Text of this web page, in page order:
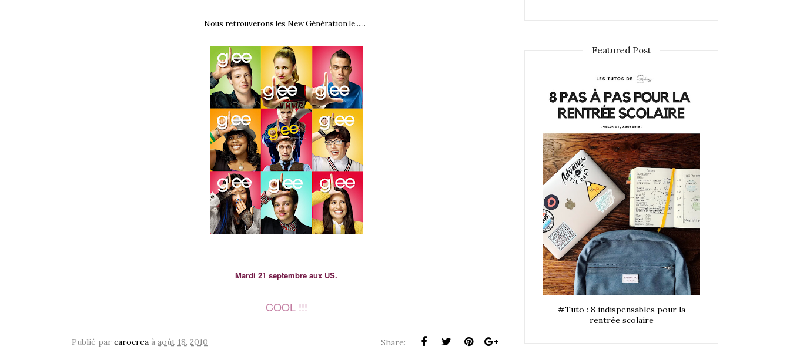
Nous retrouverons les New Génération le .....
Mardi 21 septembre aux US.
COOL !!!
Publié par carocrea à août 18, 2010 Share:
Featured Post
#Tuto : 8 indispensables pour la
rentrée scolaire